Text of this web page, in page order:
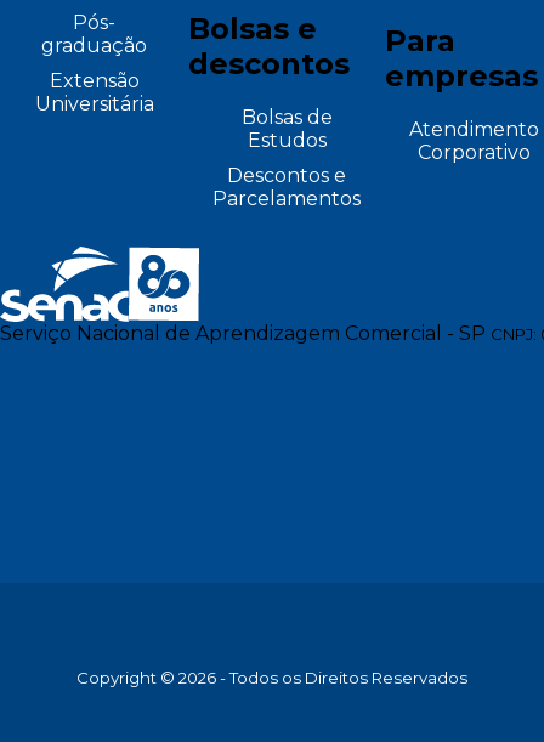
Pós-
graduação
Extensão
Universitária
Bolsas e
descontos
Bolsas de
Estudos
Descontos e
Parcelamentos
Para
empresas
Atendimento
Corporativo
Serviço Nacional de Aprendizagem Comercial - SP
Copyright © 2026 - Todos os Direitos Reservados